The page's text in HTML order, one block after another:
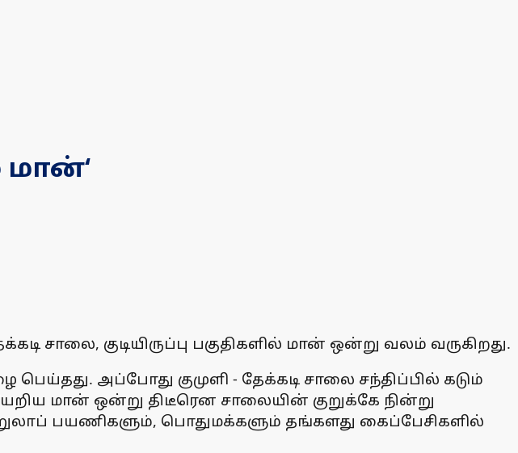
மான்‘
சாலை, குடியிருப்பு பகுதிகளில் மான் ஒன்று வலம் வருகிறது.
அப்போது குமுளி - தேக்கடி சாலை சந்திப்பில் கடும்
மான் ஒன்று திடீரென சாலையின் குறுக்கே நின்று
பயணிகளும், பொதுமக்களும் தங்களது கைப்பேசிகளில்